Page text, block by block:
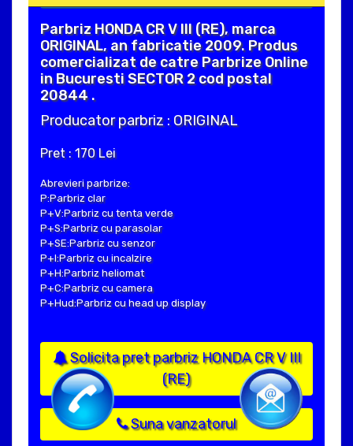
Parbriz HONDA CR V III (RE), marca
ORIGINAL, an fabricatie 2009. Produs
comercializat de catre Parbrize Online
in Bucuresti SECTOR 2 cod postal
20844 .
Producator parbriz : ORIGINAL
Pret : 170 Lei
Abrevieri parbrize:
P:Parbriz clar
P+V:Parbriz cu tenta verde
P+S:Parbriz cu parasolar
P+SE:Parbriz cu senzor
P+I:Parbriz cu incalzire
P+H:Parbriz heliomat
P+C:Parbriz cu camera
P+Hud:Parbriz cu head up display
Solicita pret parbriz HONDA CR V III
(RE)
Suna vanzatorul